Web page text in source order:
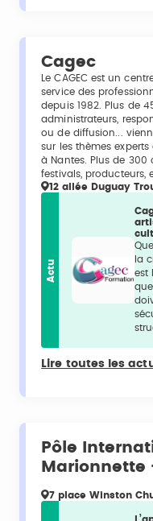
Cagec
Le CAGEC est un
service des
depuis 1982. Plus de
administrateurs,
ou de diffusion...
sur les thèmes
à Nantes. Plus de 300
festivals, producteurs,
12 allée Duguay
Actu
la
est
Lire toutes les
Pôle
Marionnette
7 place Winston